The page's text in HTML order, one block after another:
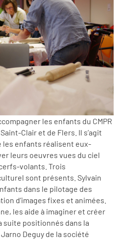
les enfants du CMPR
Clair et de Flers. Il s’agit
les enfants réalisent eux-
leurs oeuvres vues du ciel
volants. Trois
sont présents. Sylvain
dans le pilotage des
d’images fixes et animées.
les aide à imaginer et créer
suite positionnés dans la
Deguy de la société